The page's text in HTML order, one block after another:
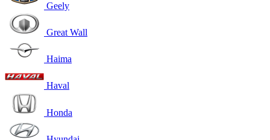
Geely
Great Wall
Haima
Haval
Honda